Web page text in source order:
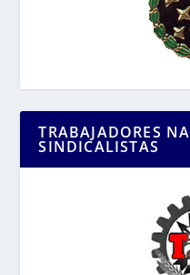
TRABAJADORES
SINDICALISTAS